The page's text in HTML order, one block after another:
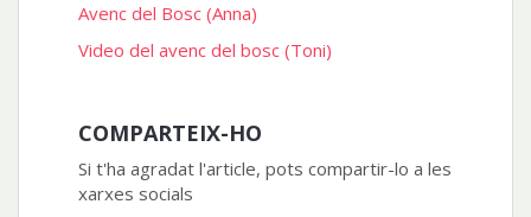
Avenc del Bosc (Anna)
Video del avenc del bosc (Toni)
COMPARTEIX-HO
Si t'ha agradat l'article, pots compartir-lo a les
xarxes socials